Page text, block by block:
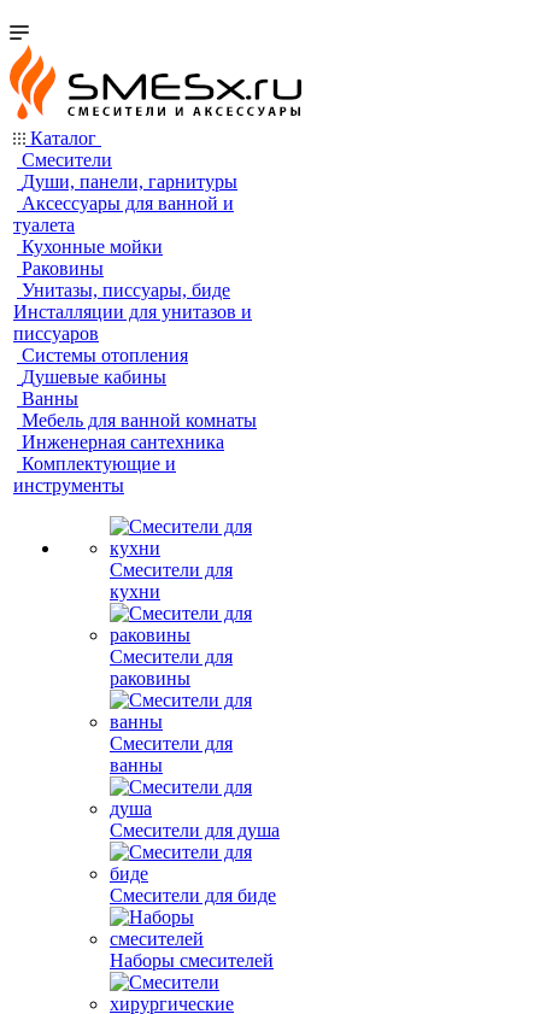
Каталог
Смесители
Души, панели, гарнитуры
Аксессуары для ванной и
туалета
Кухонные мойки
Раковины
Унитазы, писсуары, биде
Инсталляции для унитазов и
писсуаров
Системы отопления
Душевые кабины
Ванны
Мебель для ванной комнаты
Инженерная сантехника
Комплектующие и
инструменты
Смесители для
кухни
Смесители для
раковины
Смесители для
ванны
Смесители для душа
Смесители для биде
Наборы смесителей